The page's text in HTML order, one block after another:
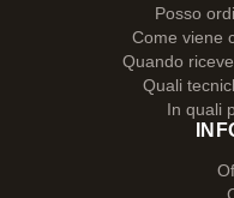
Posso
Come viene
Quando
Quali
In quali